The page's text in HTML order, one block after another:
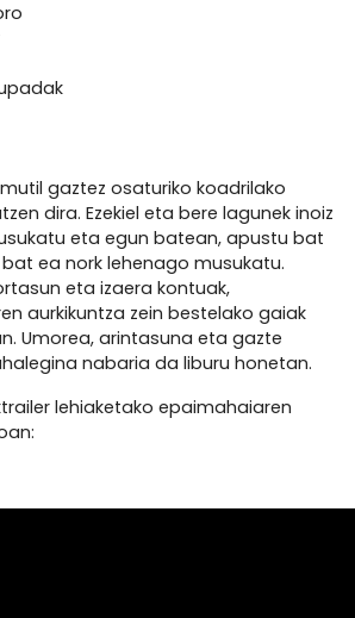
gaztez osaturiko koadrilako
dira. Ezekiel eta bere lagunek inoiz
eta egun batean, apustu bat
ea nork lehenago musukatu.
eta izaera kontuak,
aurkikuntza zein bestelako gaiak
Umorea, arintasuna eta gazte
nabaria da liburu honetan.
lehiaketako epaimahaiaren